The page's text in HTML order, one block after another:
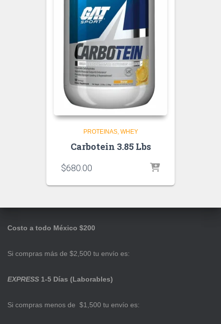
PROTEINAS WHEY
Carbotein 3.85 Lbs
$680.00
Costo a todo México $200
Si compras más de $2,500 tu envío es:
EXPRESS 1-5 Días (Laborables)
Si compras menos de $1,500 tu envío es: